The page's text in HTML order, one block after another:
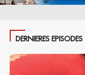
DERNIERES EPISODES